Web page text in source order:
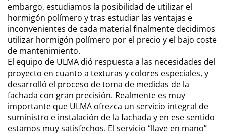
embargo, estudiamos la posibilidad de utilizar el
hormigón polímero y tras estudiar las ventajas e
inconvenientes de cada material finalmente decidimos
utilizar hormigón polímero por el precio y el bajo coste
de mantenimiento.
El equipo de ULMA dió respuesta a las necesidades del
proyecto en cuanto a texturas y colores especiales, y
desarrolló el proceso de toma de medidas de la
fachada con gran precisión. Realmente es muy
importante que ULMA ofrezca un servicio integral de
suministro e instalación de la fachada y en ese sentido
estamos muy satisfechos. El servicio “llave en mano”